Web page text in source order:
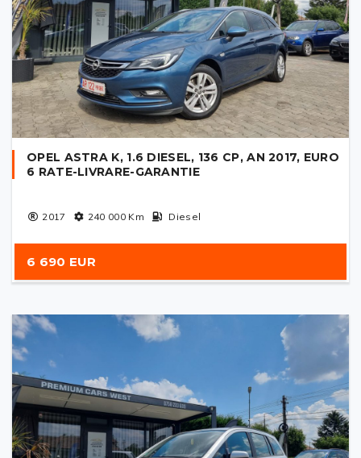
OPEL ASTRA K, 1.6 DIESEL, 136 CP, AN 2017, EURO
6 RATE-LIVRARE-GARANTIE
2017 240 000Km Diesel
6 690 EUR